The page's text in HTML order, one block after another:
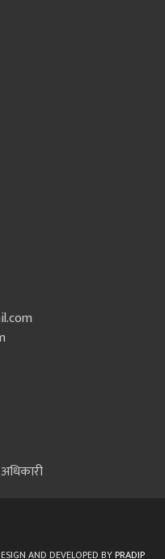
AND DEVELOPED BYPRADIP